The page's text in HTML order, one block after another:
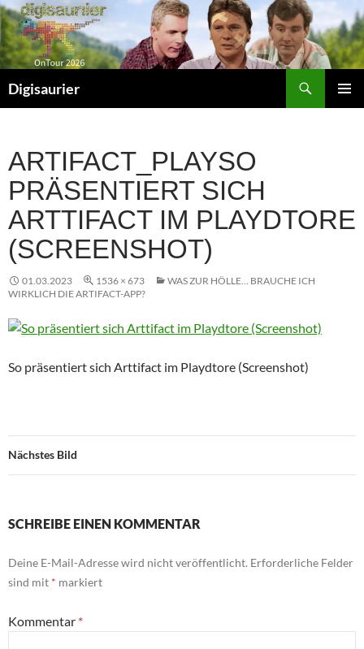
Zum
Inhalt
springen
Digisaurier
ARTIFACT_PLAYSO
PRÄSENTIERT SICH
ARTTIFACT IM PLAYDTORE
(SCREENSHOT)
01.03.2023 1536 × 673
WAS ZUR HÖLLE… BRAUCHE ICH
WIRKLICH DIE ARTIFACT-APP?
So präsentiert sich Arttifact im Playdtore (Screenshot)
Nächstes Bild
SCHREIBE EINEN KOMMENTAR
Deine E-Mail-Adresse wird nicht veröffentlicht. Erforderliche Felder
sind mit * markiert
Kommentar *